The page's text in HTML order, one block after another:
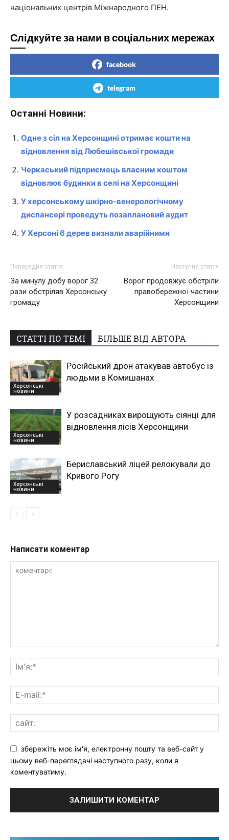
національних центрів Міжнародного ПЕН.
Слідкуйте за нами в соціальних мережах
facebook
telegram
Останні Новини:
Одне з сіл на Херсонщині отримає кошти на
відновлення від Любешівської громади
Черкаський підприємець власним коштом
відновлює будинки в селі на Херсонщині
У херсонському шкірно-венерологічному
диспансері проведуть позаплановий аудит
У Херсоні 6 дерев визнали аварійними
Попередня стаття
За минулу добу ворог 32
рази обстріляв Херсонську
громаду
Наступна стаття
Ворог продовжує обстріли
правобережної частини
Херсонщини
СТАТТІ ПО ТЕМІ БІЛЬШЕ ВІД АВТОРА
Херсонські
новини
Російський дрон атакував автобус із
людьми в Комишанах
Херсонські
новини
У розсадниках вирощують сіянці для
відновлення лісів Херсонщини
Херсонські
новини
Бериславський ліцей релокували до
Кривого Рогу
Написати коментар
збережіть моє ім'я, електронну пошту та веб-сайт у
цьому веб-переглядачі наступного разу, коли я
коментуватиму.